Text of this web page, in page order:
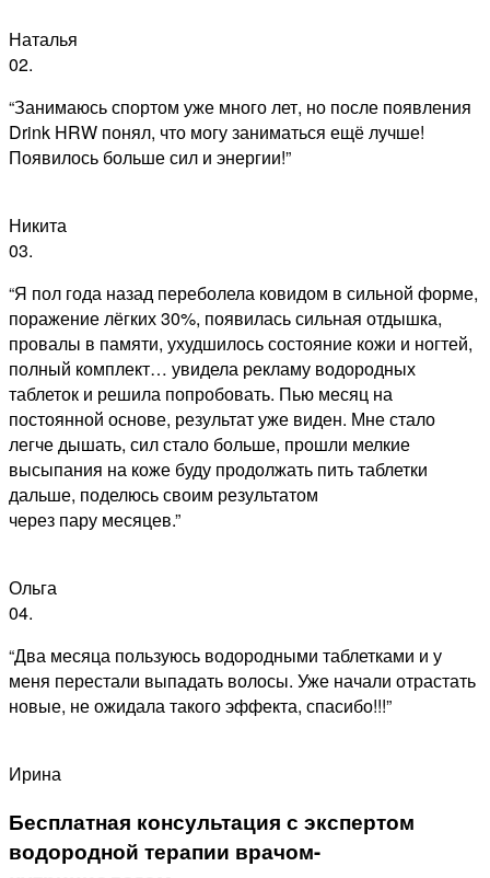
Наталья
02.
“Занимаюсь спортом уже много лет, но после появления
Drink HRW понял, что могу заниматься ещё лучше!
Появилось больше сил и энергии!”
Никита
03.
“Я пол года назад переболела ковидом в сильной форме,
поражение лёгких 30%, появилась сильная отдышка,
провалы в памяти, ухудшилось состояние кожи и ногтей,
полный комплект… увидела рекламу водородных
таблеток и решила попробовать. Пью месяц на
постоянной основе, результат уже виден. Мне стало
легче дышать, сил стало больше, прошли мелкие
высыпания на коже буду продолжать пить таблетки
дальше, поделюсь своим результатом
через пару месяцев.”
Ольга
04.
“Два месяца пользуюсь водородными таблетками и у
меня перестали выпадать волосы. Уже начали отрастать
новые, не ожидала такого эффекта, спасибо!!!”
Ирина
Бесплатная консультация с экспертом
водородной терапии врачом-